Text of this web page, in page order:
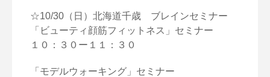
☆10/30（日）北海道千歳 ブレインセミナー
「ビューティ顔筋フィットネス」セミナー
１０：３０ー１１：３０
「モデルウォーキング」セミナー